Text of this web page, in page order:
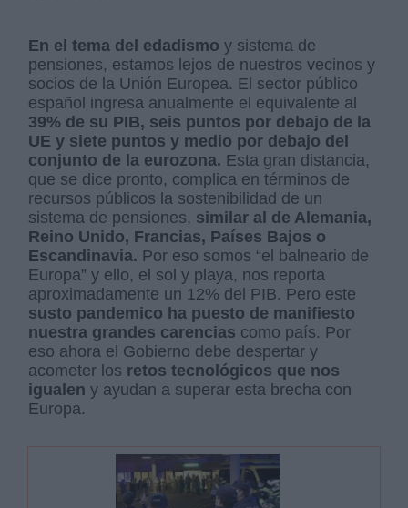
En el tema del edadismo y sistema de
pensiones, estamos lejos de nuestros vecinos y
socios de la Unión Europea. El sector público
español ingresa anualmente el equivalente al
39% de su PIB, seis puntos por debajo de la
UE y siete puntos y medio por debajo del
conjunto de la eurozona. Esta gran distancia,
que se dice pronto, complica en términos de
recursos públicos la sostenibilidad de un
sistema de pensiones, similar al de Alemania,
Reino Unido, Francias, Países Bajos o
Escandinavia. Por eso somos “el balneario de
Europa” y ello, el sol y playa, nos reporta
aproximadamente un 12% del PIB. Pero este
susto pandemico ha puesto de manifiesto
nuestra grandes carencias como país. Por
eso ahora el Gobierno debe despertar y
acometer los retos tecnológicos que nos
igualen y ayudan a superar esta brecha con
Europa.